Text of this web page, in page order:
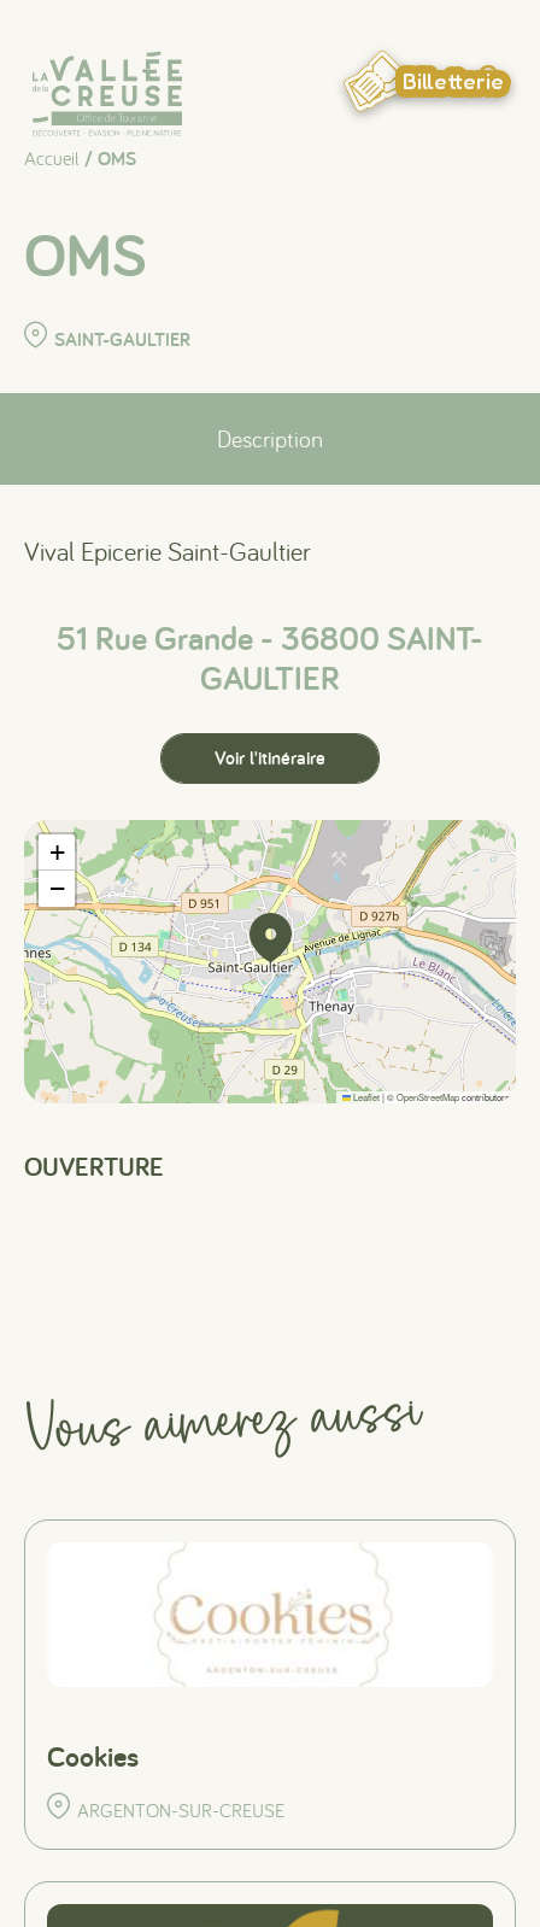
Billetterie
Accueil / OMS
OMS
SAINT-GAULTIER
Description
Vival Epicerie Saint-Gaultier
51 Rue Grande - 36800 SAINT-
GAULTIER
Voir l'itinéraire
+
−
Leaflet|©OpenStreetMapcontributors
OUVERTURE
Vous aimerez aussi
Cookies
ARGENTON-SUR-CREUSE